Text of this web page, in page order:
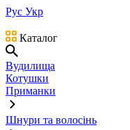
Рус Укр
Каталог
Вудилища
Котушки
Приманки
Шнури та волосінь